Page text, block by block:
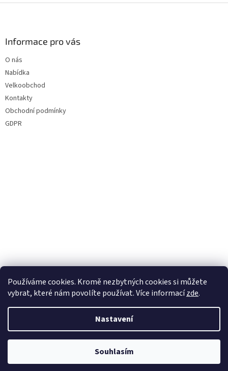
Používáme cookies. Kromě nezbytných cookies si můžete
vybrat, které nám povolíte používat. Více informacízde.
Nastavení
Souhlasím
Informace pro vás
O nás
Nabídka
Velkoobchod
Kontakty
Obchodní podmínky
GDPR
Vytvořil Shoptet
DřevěnéChaloupky.cz. Všechna práva vyhrazena.